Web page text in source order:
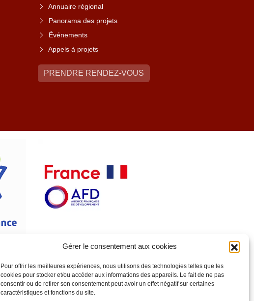
Gérer le consentement aux cookies
Pour offrir les meilleures expériences, nous utilisons des technologies telles que les
cookies pour stocker et/ou accéder aux informations des appareils. Le fait de ne pas
consentir ou de retirer son consentement peut avoir un effet négatif sur certaines
caractéristiques et fonctions du site.
Annuaire régional
Panorama des projets
Événements
Appels à projets
PRENDRE RENDEZ-VOUS